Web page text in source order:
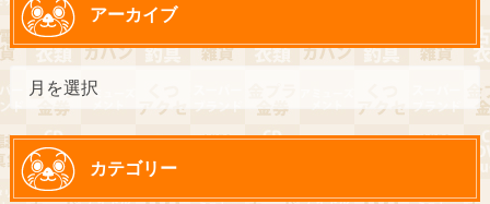
アーカイブ
カテゴリー